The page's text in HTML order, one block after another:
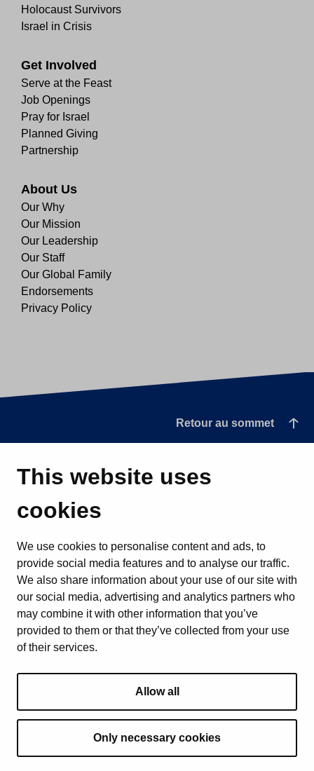
This website uses
cookies
We use cookies to personalise content and ads, to
provide social media features and to analyse our traffic.
We also share information about your use of our site with
our social media, advertising and analytics partners who
may combine it with other information that you’ve
provided to them or that they’ve collected from your use
of their services.
Allow all
Only necessary cookies
Holocaust Survivors
Israel in Crisis
Get Involved
Serve at the Feast
Job Openings
Pray for Israel
Planned Giving
Partnership
About Us
Our Why
Our Mission
Our Leadership
Our Staff
Our Global Family
Endorsements
Privacy Policy
Retour au sommet